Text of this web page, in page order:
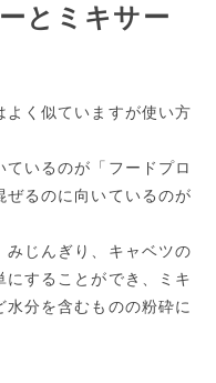
とミキサー
よく似ていますが使い方
いるのが「フードプロ
ぜるのに向いているのが
みじんぎり、キャベツの
することができ、ミキ
分を含むものの粉砕に